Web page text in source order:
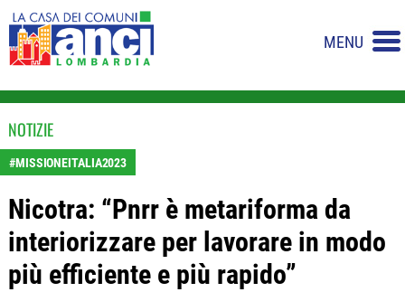
MENU
NOTIZIE
#MISSIONEITALIA2023
Nicotra: “Pnrr è metariforma da
interiorizzare per lavorare in modo
più efficiente e più rapido”